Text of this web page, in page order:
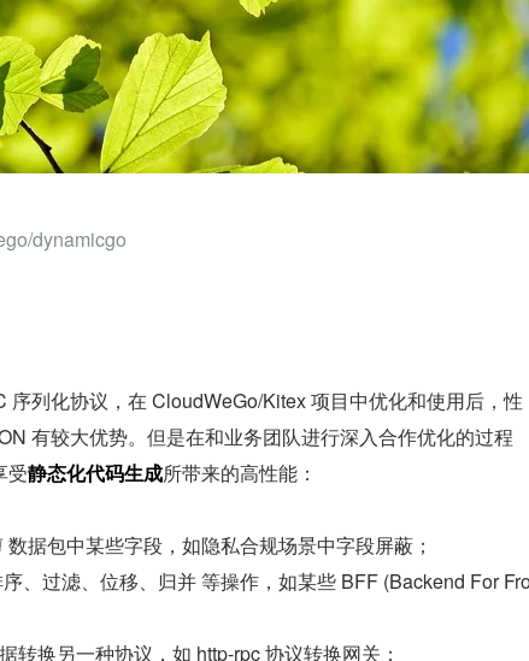
dynamicgo
列化协议，在 CloudWeGo/Kitex 项目中优化和使用后，性
有较大优势。但是在和业务团队进行深入合作优化的过程
受静态化代码生成所带来的高性能：
据包中某些字段，如隐私合规场景中字段屏蔽；
、过滤、位移、归并 等操作，如某些 BFF (Backend For
转换另一种协议，如 http-rpc 协议转换网关；